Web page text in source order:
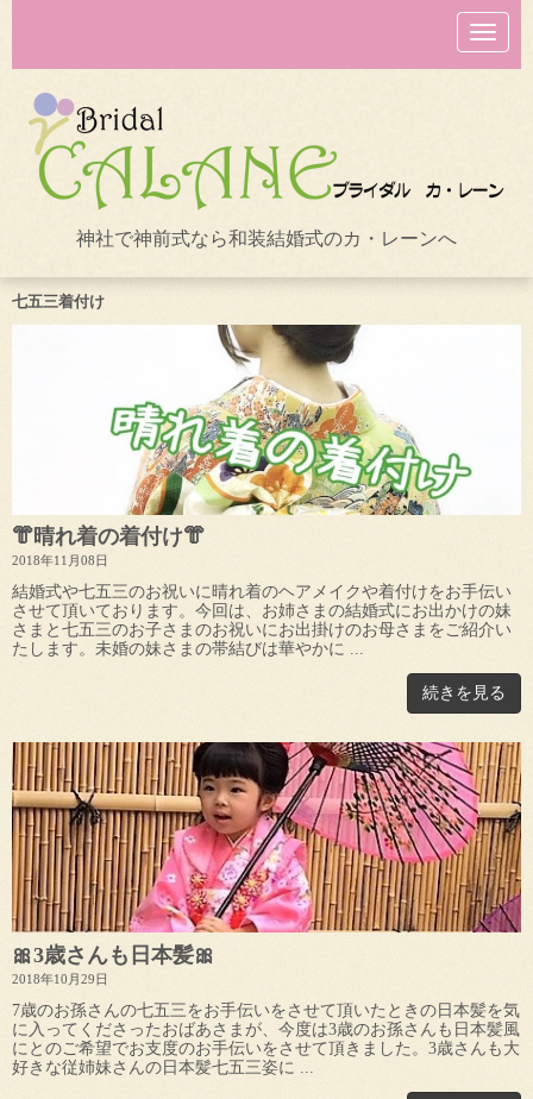
N
a
v
o
n
神社で神前式なら和装結婚式のカ・レーンへ
七五三着付け
👘晴れ着の着付け👘
2018年11月08日
結婚式や七五三のお祝いに晴れ着のヘアメイクや着付けをお手伝い
させて頂いております。今回は、お姉さまの結婚式にお出かけの妹
さまと七五三のお子さまのお祝いにお出掛けのお母さまをご紹介い
たします。未婚の妹さまの帯結びは華やかに ...
続きを見る
🎀3歳さんも日本髪🎀
2018年10月29日
7歳のお孫さんの七五三をお手伝いをさせて頂いたときの日本髪を気
に入ってくださったおばあさまが、今度は3歳のお孫さんも日本髪風
にとのご希望でお支度のお手伝いをさせて頂きました。3歳さんも大
好きな従姉妹さんの日本髪七五三姿に ...